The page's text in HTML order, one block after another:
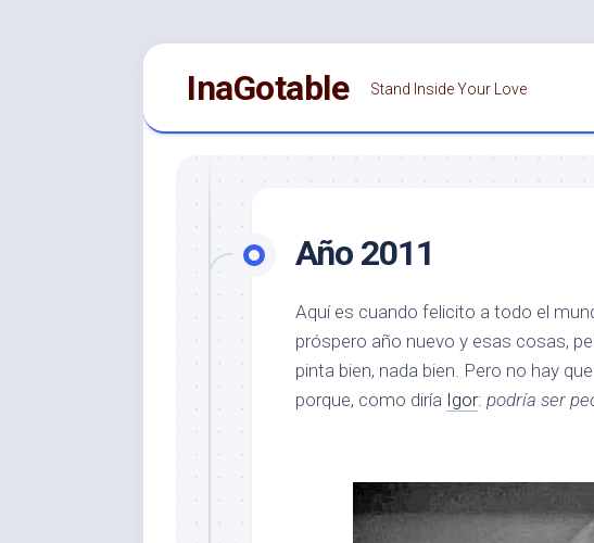
InaGotable Stand Inside Your Love
Año 2011
Aquí es cuando felicito a todo el
próspero año nuevo y esas cosas,
pinta bien, nada bien. Pero no hay
porque, como diría Igor: podría ser